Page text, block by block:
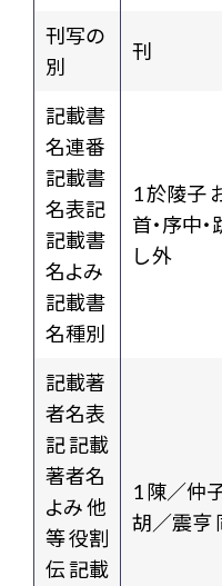
刊写の
別
刊
記載書
名連番
記載書
名表記
記載書
名よみ
記載書
名種別
1 於陵子
首・序中
し 外
記載著
者名表
記 記載
著者名
よみ 他
等 役割
伝 記載
1 陳／仲
胡／震亨